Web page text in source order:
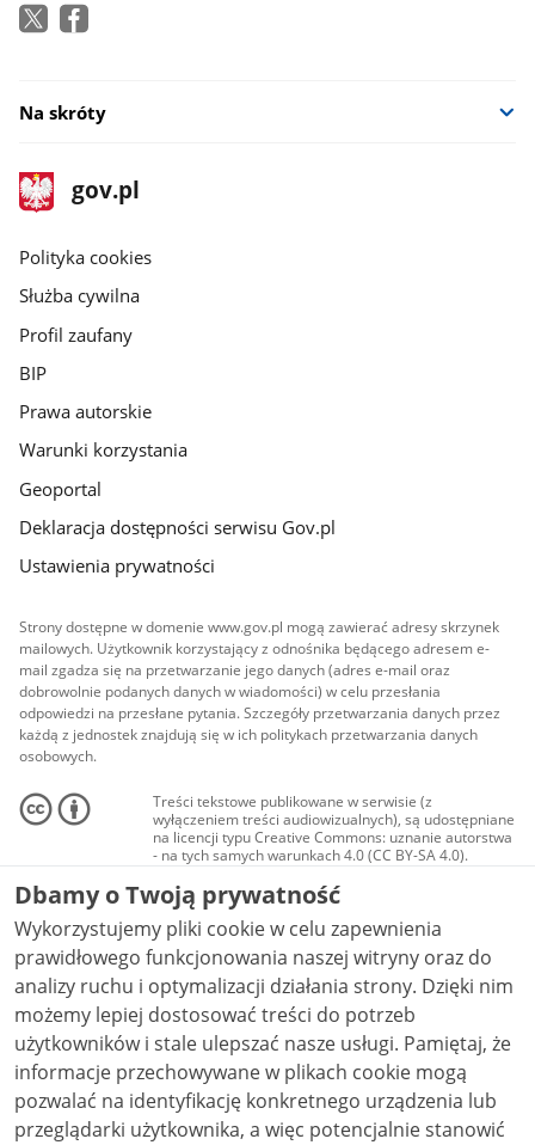
Na skróty
stopka
gov.pl
Strona
gov.pl
gov.pl
Polityka cookies
Służba cywilna
Profil zaufany
BIP
Prawa autorskie
Warunki korzystania
Geoportal
Deklaracja dostępności serwisu Gov.pl
Ustawienia prywatności
Strony dostępne w domenie www.gov.pl mogą zawierać adresy skrzynek
mailowych. Użytkownik korzystający z odnośnika będącego adresem e-
mail zgadza się na przetwarzanie jego danych (adres e-mail oraz
dobrowolnie podanych danych w wiadomości) w celu przesłania
odpowiedzi na przesłane pytania. Szczegóły przetwarzania danych przez
każdą z jednostek znajdują się w ich politykach przetwarzania danych
osobowych.
Treści tekstowe publikowane w serwisie (z
wyłączeniem treści audiowizualnych), są udostępniane
na licencji typu Creative Commons: uznanie autorstwa
- na tych samych warunkach 4.0 (CC BY-SA 4.0).
Materiały audiowizualne, w tym zdjęcia, materiały
audio i wideo, są udostępniane na licencji typu
Creative Commons: uznanie autorstwa użycie
niekomercyjne - bez utworów zależnych 4.0 (CC BY-
NC-ND 4.0), o ile nie jest to stwierdzone inaczej.
Dbamy o Twoją prywatność
Wykorzystujemy pliki cookie w celu zapewnienia
prawidłowego funkcjonowania naszej witryny oraz do
analizy ruchu i optymalizacji działania strony. Dzięki nim
możemy lepiej dostosować treści do potrzeb
użytkowników i stale ulepszać nasze usługi. Pamiętaj, że
informacje przechowywane w plikach cookie mogą
pozwalać na identyfikację konkretnego urządzenia lub
przeglądarki użytkownika, a więc potencjalnie stanowić